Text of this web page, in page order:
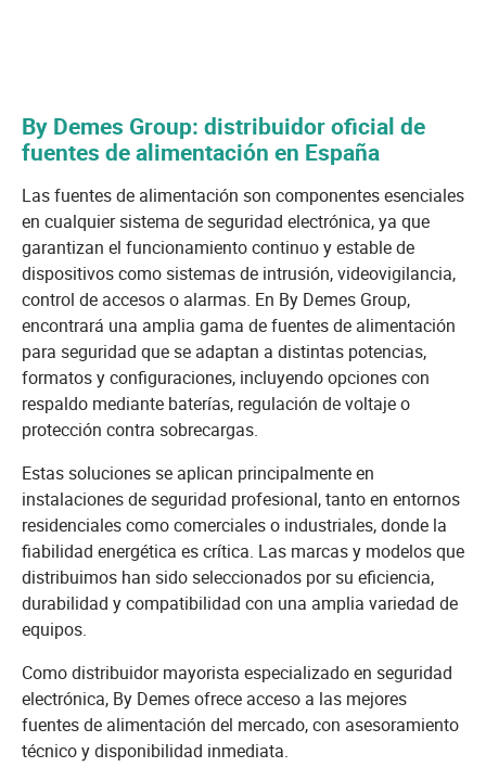
By Demes Group: distribuidor oficial de
fuentes de alimentación en España
Las fuentes de alimentación son componentes esenciales
en cualquier sistema de seguridad electrónica, ya que
garantizan el funcionamiento continuo y estable de
dispositivos como sistemas de intrusión, videovigilancia,
control de accesos o alarmas. En By Demes Group,
encontrará una amplia gama de fuentes de alimentación
para seguridad que se adaptan a distintas potencias,
formatos y configuraciones, incluyendo opciones con
respaldo mediante baterías, regulación de voltaje o
protección contra sobrecargas.
Estas soluciones se aplican principalmente en
instalaciones de seguridad profesional, tanto en entornos
residenciales como comerciales o industriales, donde la
fiabilidad energética es crítica. Las marcas y modelos que
distribuimos han sido seleccionados por su eficiencia,
durabilidad y compatibilidad con una amplia variedad de
equipos.
Como distribuidor mayorista especializado en seguridad
electrónica, By Demes ofrece acceso a las mejores
fuentes de alimentación del mercado, con asesoramiento
técnico y disponibilidad inmediata.